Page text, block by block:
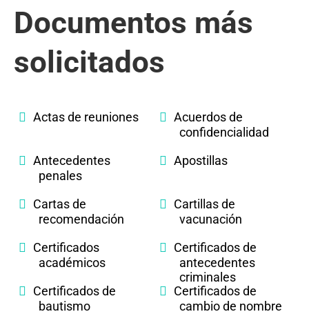
Documentos más
solicitados
Actas de reuniones
Acuerdos de
confidencialidad
Antecedentes
penales
Apostillas
Cartas de
recomendación
Cartillas de
vacunación
Certificados
académicos
Certificados de
antecedentes
criminales
Certificados de
bautismo
Certificados de
cambio de nombre